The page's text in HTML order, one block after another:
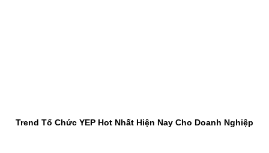
Trend Tổ Chức YEP Hot Nhất Hiện Nay Cho Doanh Nghiệp